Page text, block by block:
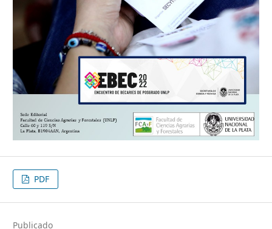
PDF
Publicado